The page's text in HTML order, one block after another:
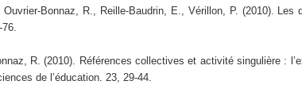
Bonnaz, R., Reille-Baudrin, E., Vérillon, P. (2010). Les
R. (2010). Références collectives et activité singulière :
de l’éducation. 23, 29-44.